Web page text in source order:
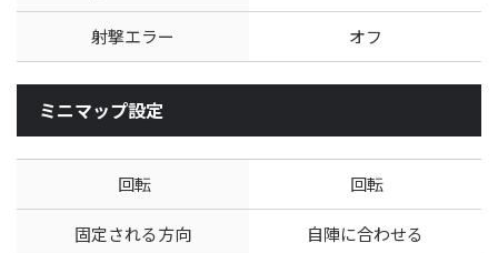
射撃エラー オフ
ミニマップ設定
回転 回転
固定される方向 自陣に合わせる